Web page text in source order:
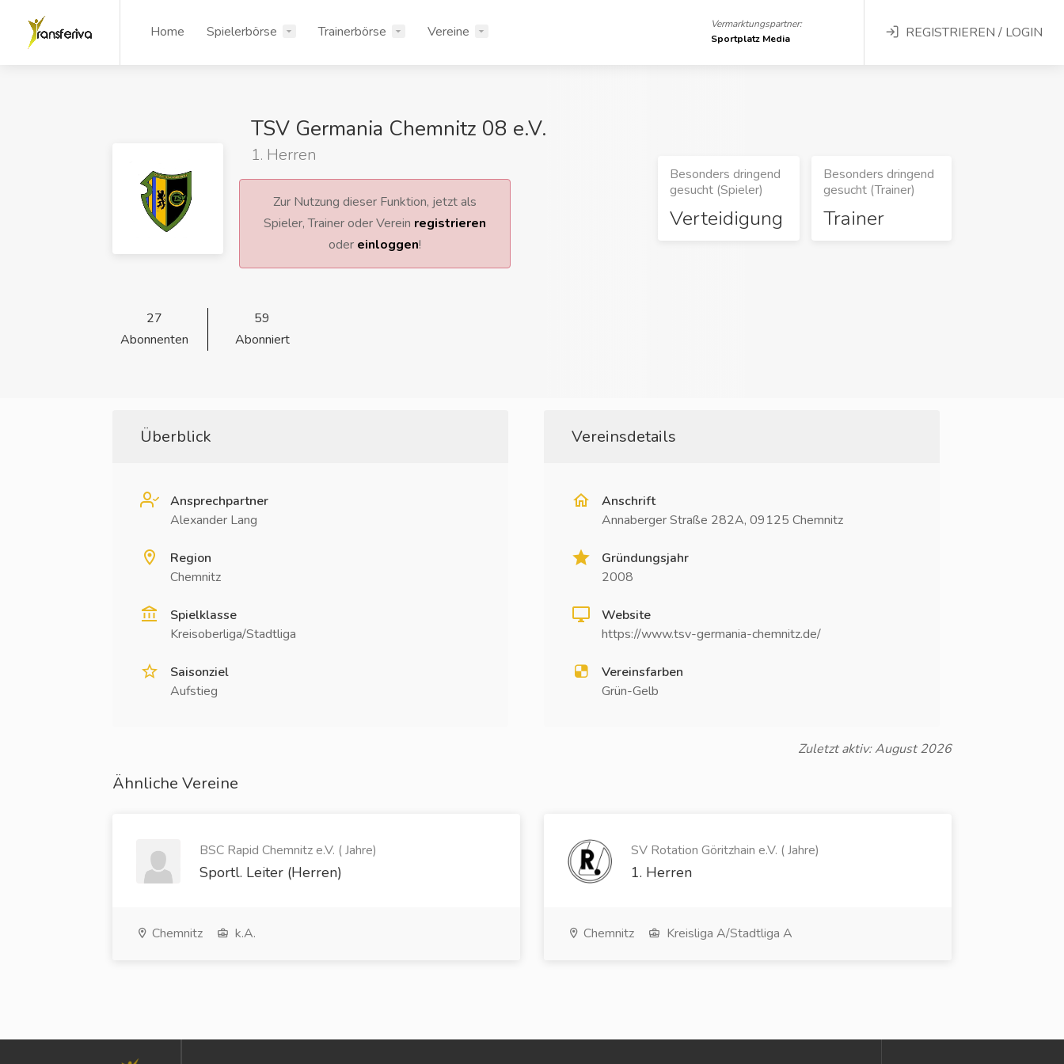
Home Spielerbörse Trainerbörse Vereine
Vermarktungspartner:
Sportplatz Media
REGISTRIEREN / LOGIN
TSV Germania Chemnitz 08 e.V.
1. Herren
Zur Nutzung dieser Funktion, jetzt als
Spieler, Trainer oder Verein registrieren
oder einloggen!
Besonders dringend
gesucht (Spieler)
Verteidigung
Besonders dringend
gesucht (Trainer)
Trainer
27
Abonnenten
59
Abonniert
Überblick
Ansprechpartner
Alexander Lang
Region
Chemnitz
Spielklasse
Kreisoberliga/Stadtliga
Saisonziel
Aufstieg
Vereinsdetails
Anschrift
Annaberger Straße 282A, 09125 Chemnitz
Gründungsjahr
2008
Website
https://www.tsv-germania-chemnitz.de/
Vereinsfarben
Grün-Gelb
Zuletzt aktiv: August 2026
Ähnliche Vereine
BSC Rapid Chemnitz e.V. ( Jahre)
Sportl. Leiter (Herren)
Chemnitz k.A.
SV Rotation Göritzhain e.V. ( Jahre)
1. Herren
Chemnitz Kreisliga A/Stadtliga A